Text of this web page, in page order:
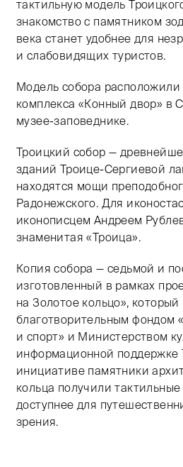
тактильную модель
знакомство с памятником
века станет удобнее для
и слабовидящих туристов.
Модель собора расположили
комплекса «Конный двор» в
музее-заповеднике.
Троицкий собор —
зданий Троице-Сергиевой
находятся мощи
Радонежского. Для
иконописцем Андреем
знаменитая «Троица».
Копия собора — седьмой и
изготовленный в рамках
на Золотое кольцо», который
благотворительным фондом
и спорт» и Министерством
информационной поддержке
инициативе памятники
кольца получили
доступнее для
зрения.